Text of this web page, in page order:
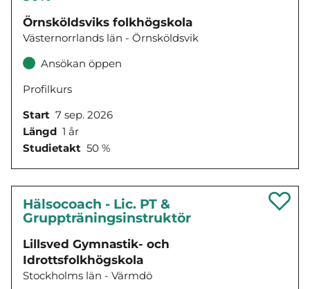
Örnsköldsviks folkhögskola
Västernorrlands län - Örnsköldsvik
Ansökan öppen
Profilkurs
Start 7 sep. 2026
Längd 1 år
Studietakt 50 %
Hälsocoach - Lic. PT &
Gruppträningsinstruktör
Lillsved Gymnastik- och
Idrottsfolkhögskola
Stockholms län - Värmdö